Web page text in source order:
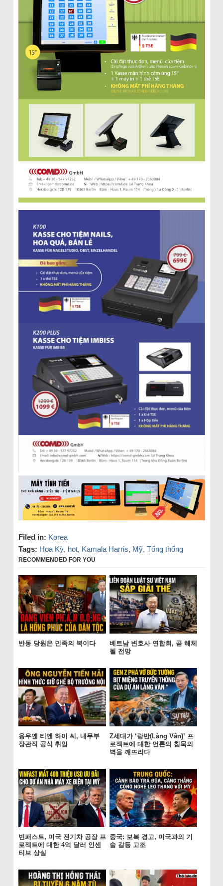
Filed in: Korea
Tags: Hoa Kỳ, hot, Kamala Harris, Mỹ, Tổng thống
RECOMMENDED FOR YOU
반동 당원은 민족의 복이다
베트남 변호사 연합회, 곧 해체
될 전망
응우옌 티엔 하이 씨, 내무부
장관직 공식 취임
Z세대가 ‘랑반(Làng Vân)’ 프
로젝트에 대한 언론의 침묵의
벽을 깨뜨리다
빈패스트, 미국 전기차 공장 프
로젝트에 대한 4억 달러 인센
티브 상실
중국: 보복 경고, 미국과의 기
술 갈등 고조